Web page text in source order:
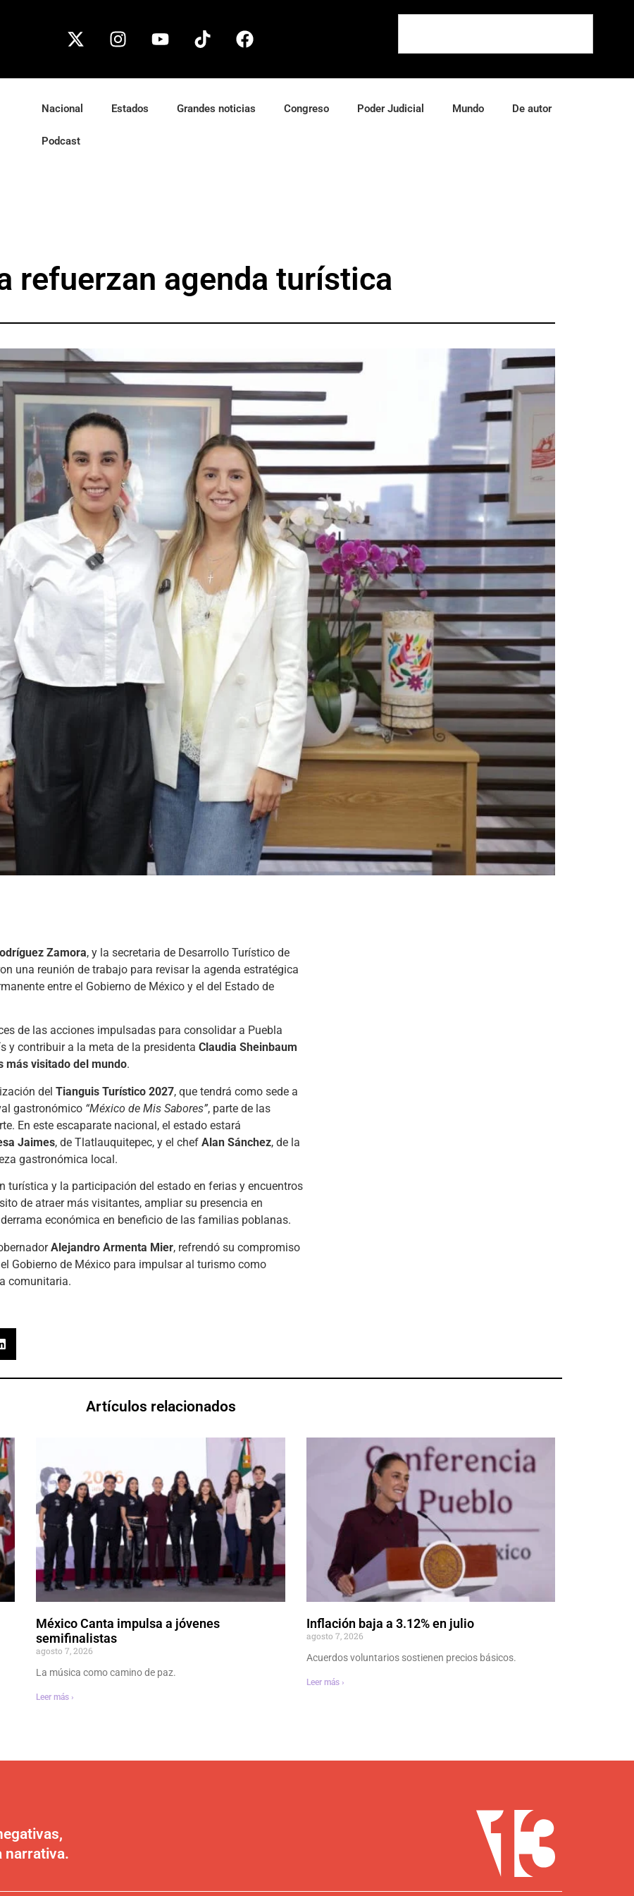
Nacional Estados Grandes noticias Congreso Poder Judicial Mundo De autor
Podcast
refuerzan agenda turística
Zamora, y la secretaria de Desarrollo Turístico de
una reunión de trabajo para revisar la agenda estratégica
entre el Gobierno de México y el del Estado de
de las acciones impulsadas para consolidar a Puebla
y contribuir a la meta de la presidenta Claudia Sheinbaum
más visitado del mundo.
del Tianguis Turístico 2027, que tendrá como sede a
gastronómico “México de Mis Sabores”, parte de las
En este escaparate nacional, el estado estará
Jaimes, de Tlatlauquitepec, y el chef Alan Sánchez, de la
gastronómica local.
turística y la participación del estado en ferias y encuentros
de atraer más visitantes, ampliar su presencia en
económica en beneficio de las familias poblanas.
Alejandro Armenta Mier, refrendó su compromiso
Gobierno de México para impulsar al turismo como
comunitaria.
Artículos relacionados
México Canta impulsa a jóvenes
semifinalistas
agosto 7, 2026
La música como camino de paz.
Leer más ›
Inflación baja a 3.12% en julio
agosto 7, 2026
Acuerdos voluntarios sostienen precios básicos.
Leer más ›
narrativa.